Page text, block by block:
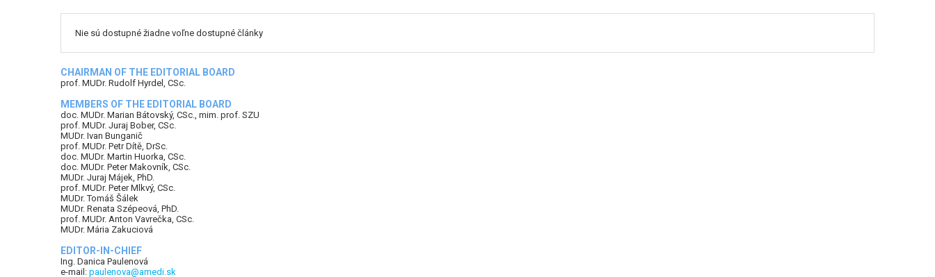
Nie sú dostupné žiadne voľne dostupné články
CHAIRMAN OF THE EDITORIAL BOARD
prof. MUDr. Rudolf Hyrdel, CSc.
MEMBERS OF THE EDITORIAL BOARD
doc. MUDr. Marian Bátovský, CSc., mim. prof. SZU
prof. MUDr. Juraj Bober, CSc.
MUDr. Ivan Bunganič
prof. MUDr. Petr Dítě, DrSc.
doc. MUDr. Martin Huorka, CSc.
doc. MUDr. Peter Makovník, CSc.
MUDr. Juraj Májek, PhD.
prof. MUDr. Peter Mlkvý, CSc.
MUDr. Tomáš Šálek
MUDr. Renata Szépeová, PhD.
prof. MUDr. Anton Vavrečka, CSc.
MUDr. Mária Zakuciová
EDITOR-IN-CHIEF
Ing. Danica Paulenová
e-mail: paulenova@amedi.sk